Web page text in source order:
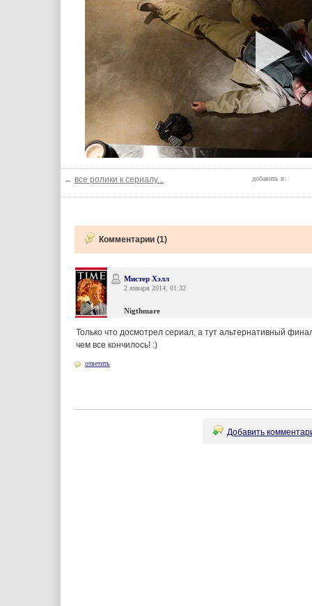
← все ролики к сериалу... добавить в:
Комментарии (1)
Мистер Хэлл
2 января 2014, 01:32
Nigthmare
Только что досмотрел сериал, а тут альтернативный
чем все кончилось! :)
ответить
Добавить